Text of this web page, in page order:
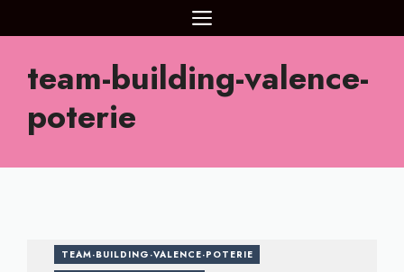
au
MENU
team-building-valence-
poterie
TEAM-BUILDING-VALENCE-POTERIE